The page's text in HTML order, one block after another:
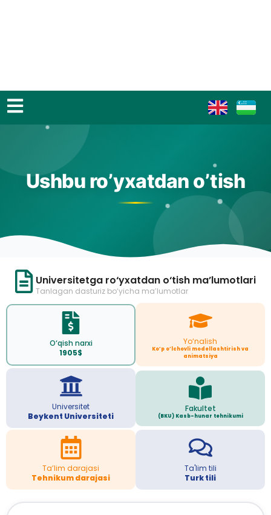
Ushbu ro’yxatdan o’tish
Universitetga ro‘yxatdan o‘tish ma’lumotlari
Tanlagan dasturiz bo‘yicha ma’lumotlar
O‘qish narxi
1905$
Yo‘nalish
Ko’p o’lchovli modellashtirish va
animatsiya
Universitet
Beykent Universiteti
Fakultet
(BKU) Kasb-hunar tehnikumi
Ta’lim darajasi
Tehnikum darajasi
Ta'lim tili
Turk tili